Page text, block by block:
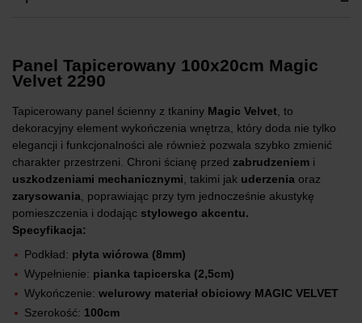
Panel Tapicerowany 100x20cm Magic
Velvet 2290
Tapicerowany panel ścienny z tkaniny Magic Velvet , to
dekoracyjny element wykończenia wnętrza, który doda nie tylko
elegancji i funkcjonalności ale również pozwala szybko zmienić
charakter przestrzeni. Chroni ścianę przed zabrudzeniem i
uszkodzeniami mechanicznymi , takimi jak uderzenia oraz
zarysowania , poprawiając przy tym jednocześnie akustykę
pomieszczenia i dodając stylowego akcentu.
Specyfikacja:
Podkład: płyta wiórowa (8mm)
Wypełnienie: pianka tapicerska (2,5cm)
Wykończenie: welurowy materiał obiciowy MAGIC VELVET
Szerokość: 100cm